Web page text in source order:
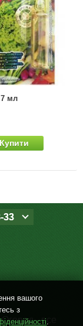
мл
Купити
33
- все
вашого
з
.